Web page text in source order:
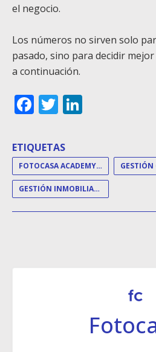
el negocio.
Los números no sirven solo
pasado, sino para decidir
a continuación.
Facebook
Twitter
ETIQUETAS
FOTOCASA ACADEMY DAY BARCELONA GESTIÓN
GESTIÓN INMOBILIARIA